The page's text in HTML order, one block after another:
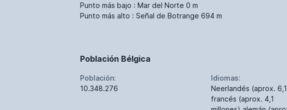
Punto más bajo : Mar del Norte 0 m
Punto más alto : Señal de Botrange 694 m
Población Bélgica
Población:
10.348.276
Idiomas:
Neerlandés (aprox. 6,1
francés (aprox. 4,1